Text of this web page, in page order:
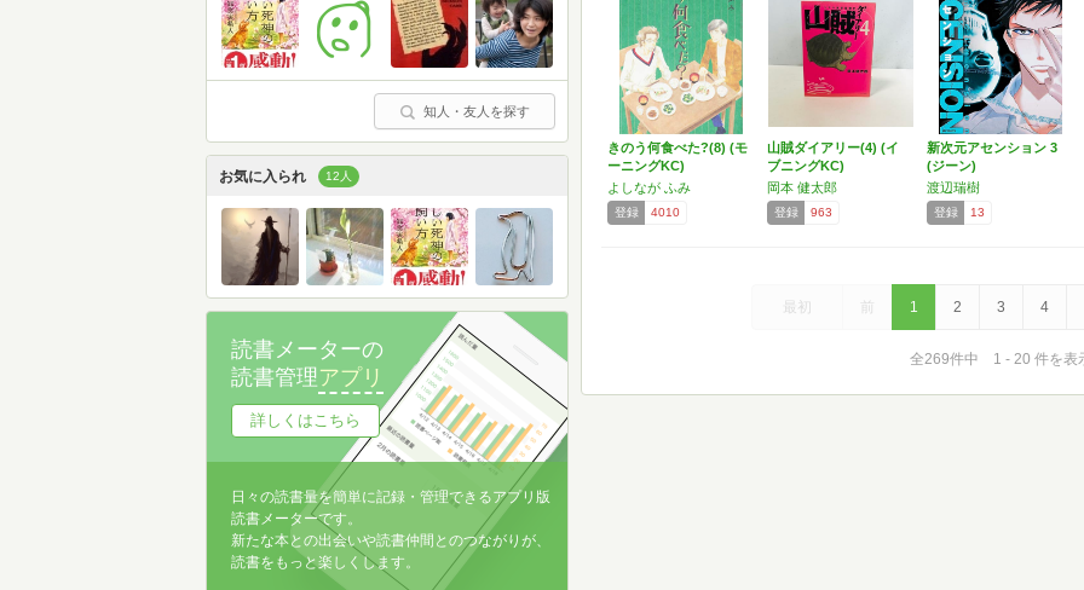
きのう何食べた?(8) (モ
ーニングKC)
よしなが ふみ
登録 4010
山賊ダイアリー(4) (イ
ブニングKC)
岡本 健太郎
登録 963
新次元アセンション 3
(ジーン)
渡辺瑞樹
登録 13
最初 前 1 2 3 4
全269件中 1 - 20 件を表
知人・友人を探す
お気に入られ 12人
読書メーターの
読書管理アプリ
詳しくはこちら
日々の読書量を簡単に記録・管理できるアプリ版
読書メーターです。
新たな本との出会いや読書仲間とのつながりが、
読書をもっと楽しくします。